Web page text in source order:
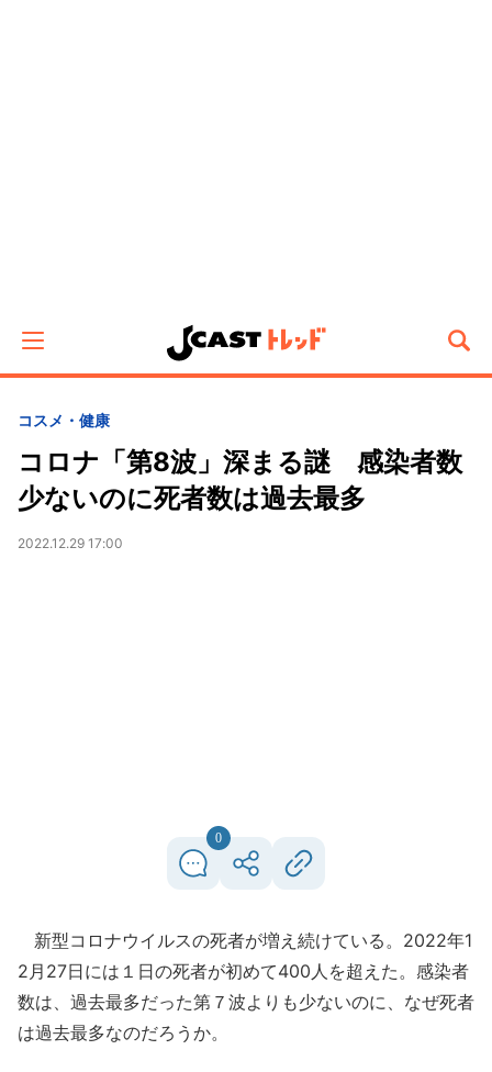
コスメ・健康
コロナ「第8波」深まる謎 感染者数
少ないのに死者数は過去最多
2022.12.29 17:00
0
新型コロナウイルスの死者が増え続けている。2022年1
2月27日には１日の死者が初めて400人を超えた。感染者
数は、過去最多だった第７波よりも少ないのに、なぜ死者
は過去最多なのだろうか。